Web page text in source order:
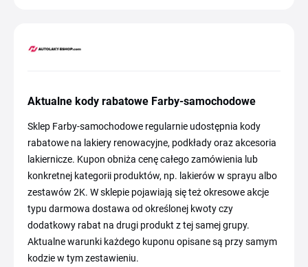
Aktualne kody rabatowe Farby-samochodowe
Sklep Farby-samochodowe regularnie udostępnia kody
rabatowe na lakiery renowacyjne, podkłady oraz akcesoria
lakiernicze. Kupon obniża cenę całego zamówienia lub
konkretnej kategorii produktów, np. lakierów w sprayu albo
zestawów 2K. W sklepie pojawiają się też okresowe akcje
typu darmowa dostawa od określonej kwoty czy
dodatkowy rabat na drugi produkt z tej samej grupy.
Aktualne warunki każdego kuponu opisane są przy samym
kodzie w tym zestawieniu.